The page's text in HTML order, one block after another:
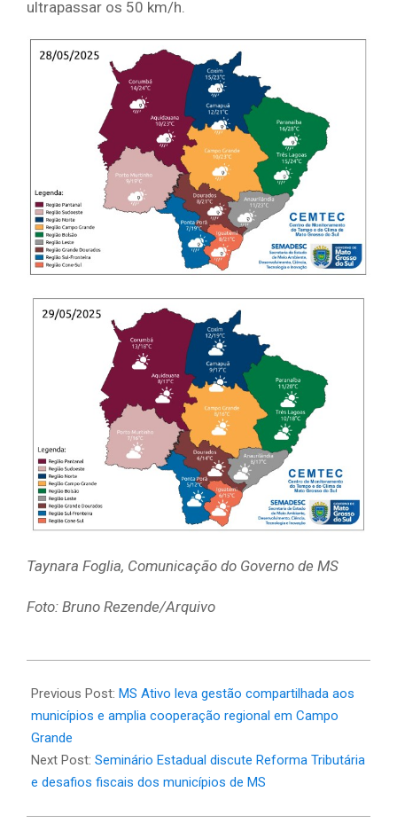
ultrapassar os 50 km/h.
Taynara Foglia, Comunicação do Governo de MS
Foto: Bruno Rezende/Arquivo
05-
26
Previous Post: MS Ativo leva gestão compartilhada aos
municípios e amplia cooperação regional em Campo
Grande
Next Post: Seminário Estadual discute Reforma Tributária
e desafios fiscais dos municípios de MS